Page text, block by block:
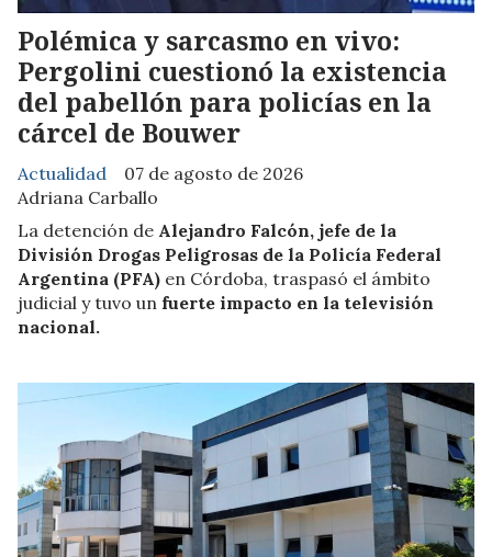
Polémica y sarcasmo en vivo:
Pergolini cuestionó la existencia
del pabellón para policías en la
cárcel de Bouwer
Adriana Carballo
Actualidad 07 de agosto de 2026
La detención de Alejandro Falcón, jefe de la
División Drogas Peligrosas de la Policía Federal
Argentina (PFA) en Córdoba, traspasó el ámbito
judicial y tuvo un fuerte impacto en la televisión
nacional.